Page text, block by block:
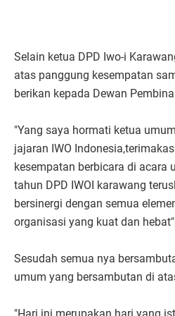
Selain ketua DPD Iwo-i
atas panggung kesempatan
berikan kepada Dewan
"Yang saya hormati ketua
jajaran IWO
kesempatan berbicara di acara
tahun DPD IWOI karawang
bersinergi dengan semua
organisasi yang kuat dan
Sesudah semua nya
umum yang bersambutan di